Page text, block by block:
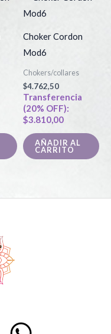
Choker Cordon
Mod6
Chokers/collares
$4.762,50
Transferencia
(20% OFF):
$3.810,00
AÑADIR AL
CARRITO